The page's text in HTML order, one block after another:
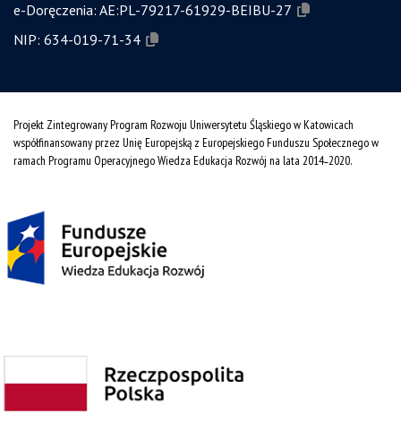
e-Doręczenia: AE:PL-79217-61929-BEIBU-27
NIP: 634-019-71-34
Projekt Zintegrowany Program Rozwoju Uniwersytetu Śląskiego w Katowicach
współfinansowany przez Unię Europejską z Europejskiego Funduszu Społecznego w
ramach Programu Operacyjnego Wiedza Edukacja Rozwój na lata 2014˗2020.